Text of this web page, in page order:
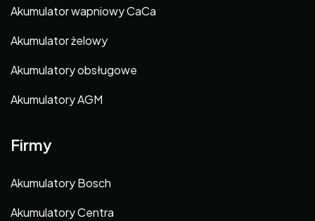
Akumulator wapniowy CaCa
Akumulator żelowy
Akumulatory obsługowe
Akumulatory AGM
Firmy
Akumulatory Bosch
Akumulatory Centra